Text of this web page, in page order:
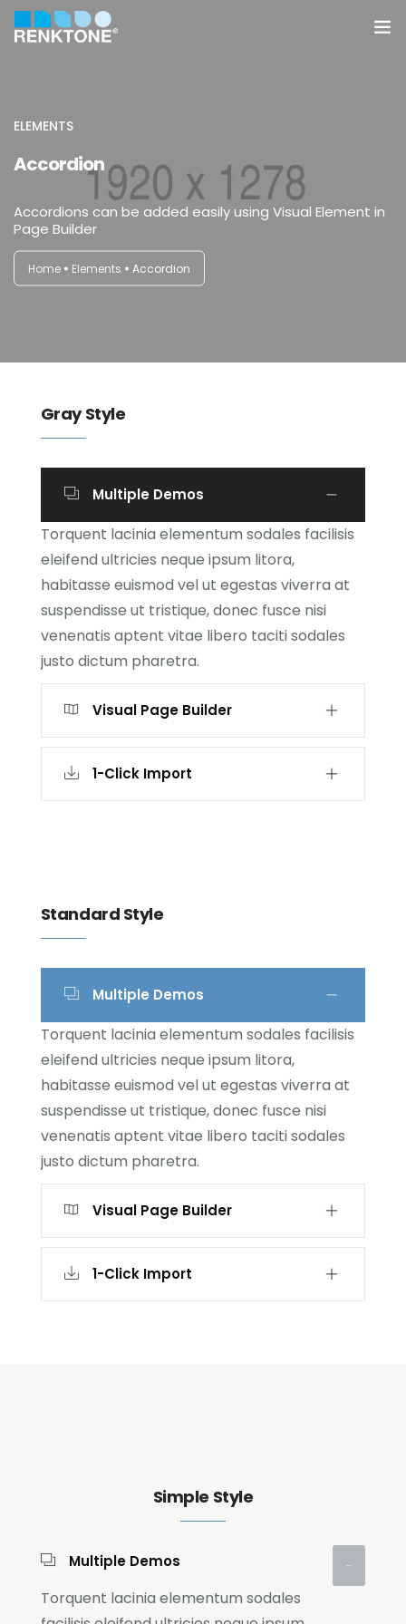
Kurumsal
Hizmetler
Ürünler
Sektörler
ELEMENTS
Accordion
Accordions can be added easily using Visual Element in
Page Builder
Home Elements Accordion
Gray Style
Multiple Demos
Torquent lacinia elementum sodales facilisis
eleifend ultricies neque ipsum litora,
habitasse euismod vel ut egestas viverra at
suspendisse ut tristique, donec fusce nisi
venenatis aptent vitae libero taciti sodales
justo dictum pharetra.
Visual Page Builder
1-Click Import
Standard Style
Multiple Demos
Torquent lacinia elementum sodales facilisis
eleifend ultricies neque ipsum litora,
habitasse euismod vel ut egestas viverra at
suspendisse ut tristique, donec fusce nisi
venenatis aptent vitae libero taciti sodales
justo dictum pharetra.
Visual Page Builder
1-Click Import
Simple Style
Multiple Demos
Torquent lacinia elementum sodales